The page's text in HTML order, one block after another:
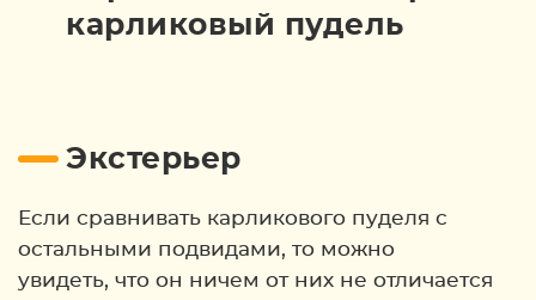
Экстерьер
Если сравнивать карликового пуделя с
остальными подвидами, то можно
увидеть, что он ничем от них не отличается